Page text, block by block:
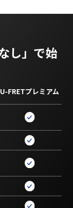
し」で始
U-FRETプレミアム